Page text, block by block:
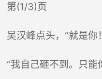
第(1/3)页
吴汉峰点头，“就是你
“我自己砸不到。只能